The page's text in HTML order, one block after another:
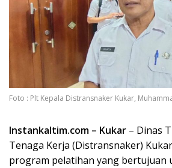
Foto : Plt Kepala Distransnaker Kukar,
Instankaltim.com – Kukar – Dinas
Tenaga Kerja (Distransnaker)
program pelatihan yang bertujuan